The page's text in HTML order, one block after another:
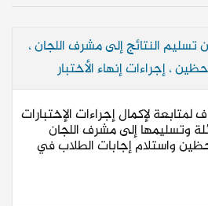
تسليم النتائج إلى مشرف اللجان ،
، إجراءات إنهاء الأختبار
لمتابعة لإكمال إجراءات الإختبارات
وتسليمها إلى مشرف اللجان
واستلام إجابات الطلاب في